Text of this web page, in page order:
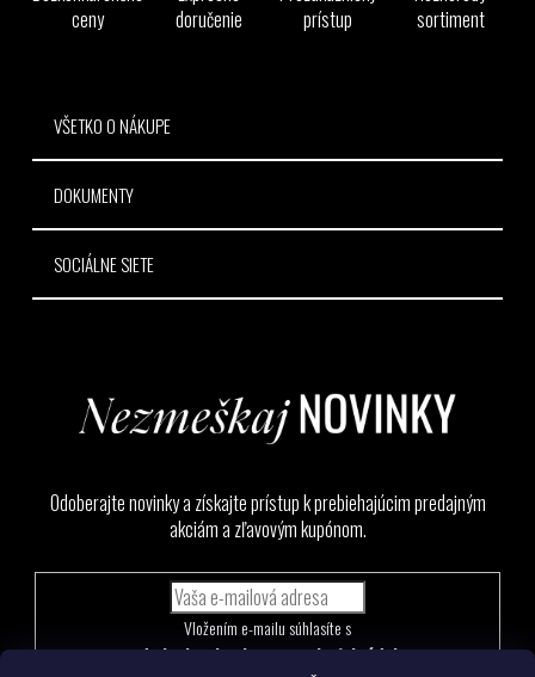
ceny
doručenie
prístup
sortiment
VŠETKO O NÁKUPE
DOKUMENTY
SOCIÁLNE SIETE
Odoberajte novinky a získajte prístup k prebiehajúcim predajným
akciám a zľavovým kupónom.
podmienkami ochrany osobných údajov